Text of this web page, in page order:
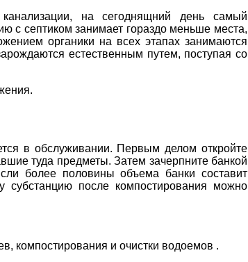
на сегоднящний день самый
с септиком занимает гораздо меньше места,
органики на всех этапах занимаются
естественным путем, поступая со
.
в обслуживании. Первым делом откройте
туда предметы. Затем зачерпните банкой
более половины объема банки составит
субстанцию после компостирования можно
компостирования и очистки водоемов .